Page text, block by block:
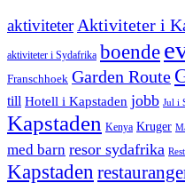
aktiviteterAktiviteter i
aktiviteter i Sydafrika boende
Franschhoek Garden Route
till Hotell i Kapstaden jobb Jul i
Kapstaden Kenya Kruger
med barn resor sydafrika
Kapstaden